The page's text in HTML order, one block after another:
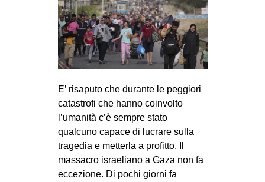
MANIFESTI
MUSICA
RECENSIONI
INTERNAZIONALE
AFRICA
ESTREMO ORIENTE
EUROPA
MEDIO ORIENTE
E’ risaputo che durante le peggiori
catastrofi che hanno coinvolto
l’umanità c’è sempre stato
qualcuno capace di lucrare sulla
tragedia e metterla a profitto. Il
massacro israeliano a Gaza non fa
eccezione. Di pochi giorni fa